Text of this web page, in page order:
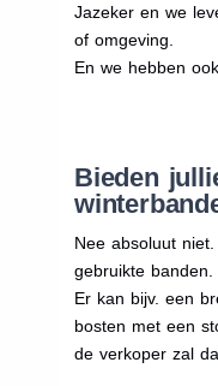
Jazeker en we
of omgeving.
En we hebben
Bieden
Nee absoluut
gebruikte
Er kan bijv. een
bosten met een
de verkoper zal